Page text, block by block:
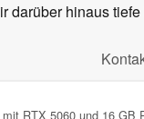
darüber hinaus
RTX 5060 und 16 GB